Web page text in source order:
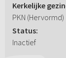
Kerkelijke
PKN (Hervormd)
Status:
Inactief